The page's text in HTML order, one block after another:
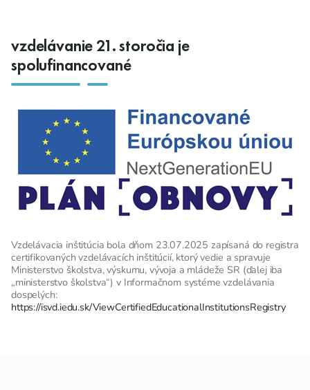
vzdelávanie 21. storočia je
spolufinancované
Vzdelávacia inštitúcia bola dňom 23.07.2025 zapísaná do registra
certifikovaných vzdelávacích inštitúcií, ktorý vedie a spravuje
Ministerstvo školstva, výskumu, vývoja a mládeže SR (ďalej iba
„ministerstvo školstva“) v Informačnom systéme vzdelávania
dospelých:
https://isvd.iedu.sk/ViewCertifiedEducationalInstitutionsRegistry